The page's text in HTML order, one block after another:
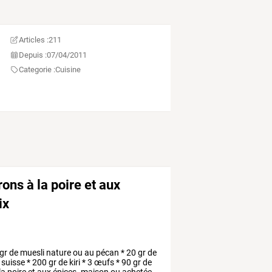
Articles :211
Depuis :07/04/2011
Categorie :Cuisine
à la poire et aux
de muesli natureou au pécan *20 grde
suisse*200 grde kiri*3 œufs*90 grde